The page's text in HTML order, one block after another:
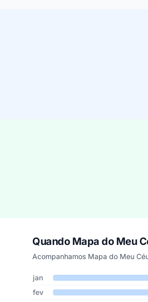
Quando Mapa do Meu
Acompanhamos Mapa do Meu
Cupons de Mapa do Meu Céu
Mês Cupons publicados
jan
fev